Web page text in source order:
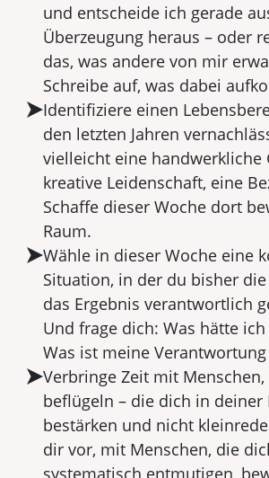
und entscheide ich gerade
Überzeugung heraus – oder
das, was andere von mir
Schreibe auf, was dabei
Identifiziere einen
den letzten Jahren
vielleicht eine handwerkliche
kreative Leidenschaft, eine
Schaffe dieser Woche dort
Raum.
Wähle in dieser Woche eine
Situation, in der du bisher
das Ergebnis verantwortlich
Und frage dich: Was hätte
Was ist meine
Verbringe Zeit mit
beflügeln – die dich in deiner
bestärken und nicht
dir vor, mit Menschen, die
systematisch entmutigen,